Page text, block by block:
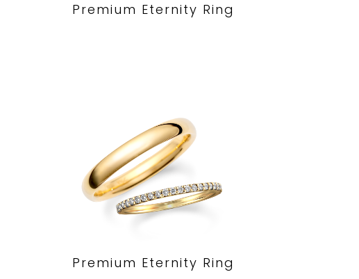
Premium Eternity Ring
Premium Eternity Ring